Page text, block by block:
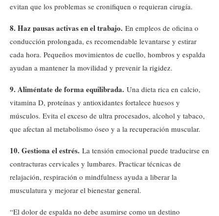
evitan que los problemas se cronifiquen o requieran cirugía.
8. Haz pausas activas en el trabajo. En empleos de oficina o
conducción prolongada, es recomendable levantarse y estirar
cada hora. Pequeños movimientos de cuello, hombros y espalda
ayudan a mantener la movilidad y prevenir la rigidez.
9. Aliméntate de forma equilibrada. Una dieta rica en calcio,
vitamina D, proteínas y antioxidantes fortalece huesos y
músculos. Evita el exceso de ultra procesados, alcohol y tabaco,
que afectan al metabolismo óseo y a la recuperación muscular.
10. Gestiona el estrés. La tensión emocional puede traducirse en
contracturas cervicales y lumbares. Practicar técnicas de
relajación, respiración o mindfulness ayuda a liberar la
musculatura y mejorar el bienestar general.
“El dolor de espalda no debe asumirse como un destino